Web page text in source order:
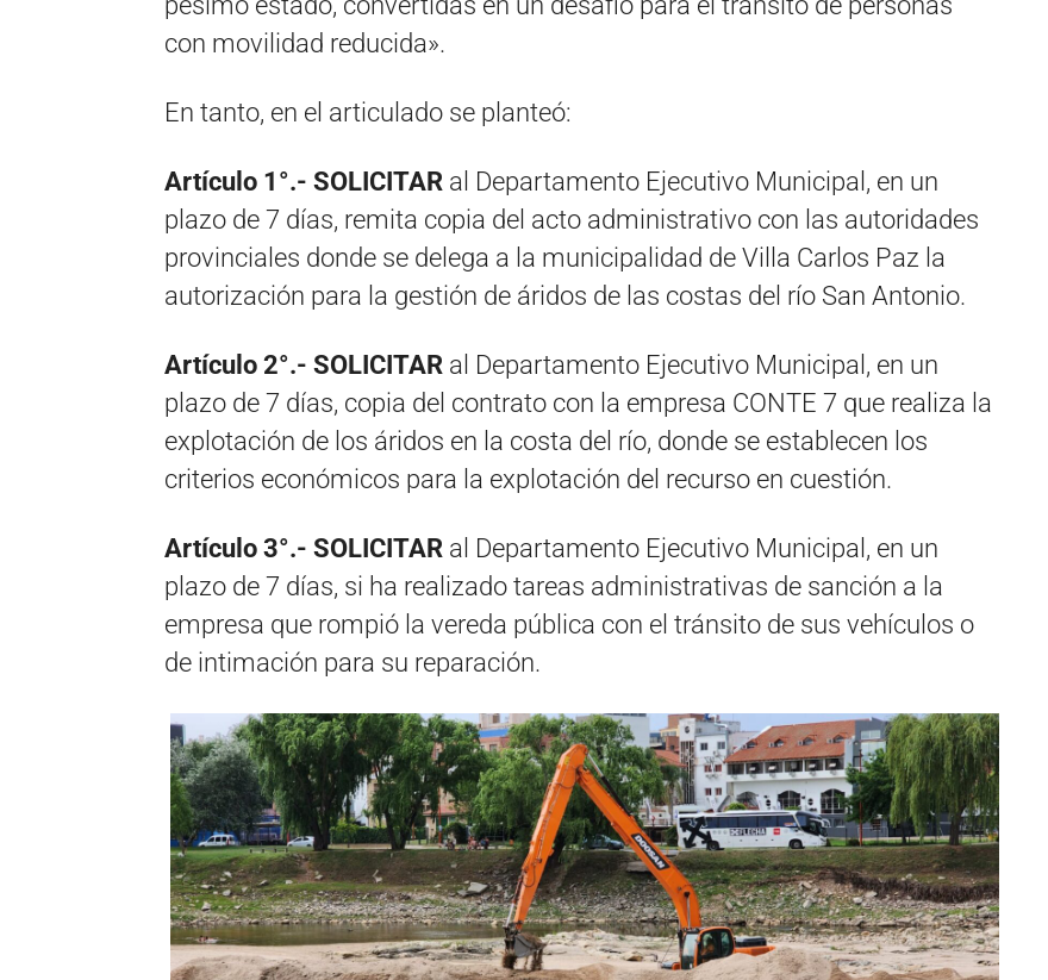
con movilidad reducida».
En tanto, en el articulado se planteó:
Artículo 1°.- SOLICITAR al Departamento Ejecutivo Municipal, en un
plazo de 7 días, remita copia del acto administrativo con las autoridades
provinciales donde se delega a la municipalidad de Villa Carlos Paz la
autorización para la gestión de áridos de las costas del río San Antonio.
Artículo 2°.- SOLICITAR al Departamento Ejecutivo Municipal, en un
plazo de 7 días, copia del contrato con la empresa CONTE 7 que realiza la
explotación de los áridos en la costa del río, donde se establecen los
criterios económicos para la explotación del recurso en cuestión.
Artículo 3°.- SOLICITAR al Departamento Ejecutivo Municipal, en un
plazo de 7 días, si ha realizado tareas administrativas de sanción a la
empresa que rompió la vereda pública con el tránsito de sus vehículos o
de intimación para su reparación.